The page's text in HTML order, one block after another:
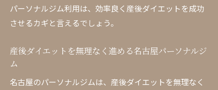
パーソナルジム利用は、効率良く産後ダイエットを成功
させるカギと言えるでしょう。
産後ダイエットを無理なく進める名古屋パーソナルジ
ム
名古屋のパーソナルジムは、産後ダイエットを無理なく